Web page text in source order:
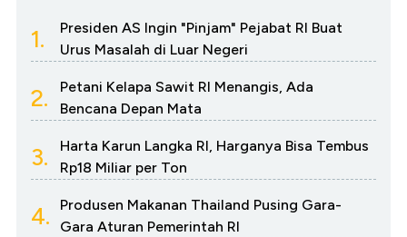
1.
Presiden AS Ingin "Pinjam" Pejabat RI Buat
Urus Masalah di Luar Negeri
2.
Petani Kelapa Sawit RI Menangis, Ada
Bencana Depan Mata
3.
Harta Karun Langka RI, Harganya Bisa Tembus
Rp18 Miliar per Ton
4.
Produsen Makanan Thailand Pusing Gara-
Gara Aturan Pemerintah RI